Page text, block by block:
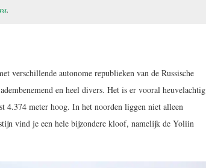
.
verschillende autonome republieken van de Russische
en heel divers. Het is er vooral heuvelachtig
4.374 meter hoog. In het noorden liggen niet alleen
vind je een hele bijzondere kloof, namelijk de Yoliin